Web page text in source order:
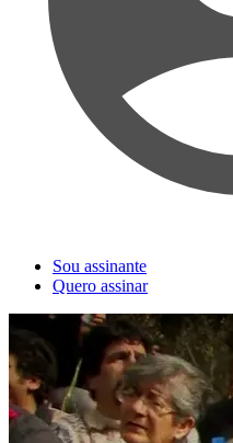
Sou assinante
Quero assinar